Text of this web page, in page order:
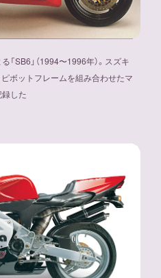
「SB6」（1994〜1996年）。スズキ
ボットフレームを組み合わせたマ
した